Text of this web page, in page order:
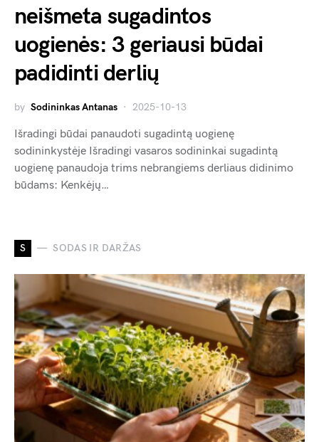
neišmeta sugadintos
uogienės: 3 geriausi būdai
padidinti derlių
by Sodininkas Antanas 2025-10-13
Išradingi būdai panaudoti sugadintą uogienę
sodininkystėje Išradingi vasaros sodininkai sugadintą
uogienę panaudoja trims nebrangiems derliaus didinimo
būdams: Kenkėjų…
S SODAS IR DARŽAS